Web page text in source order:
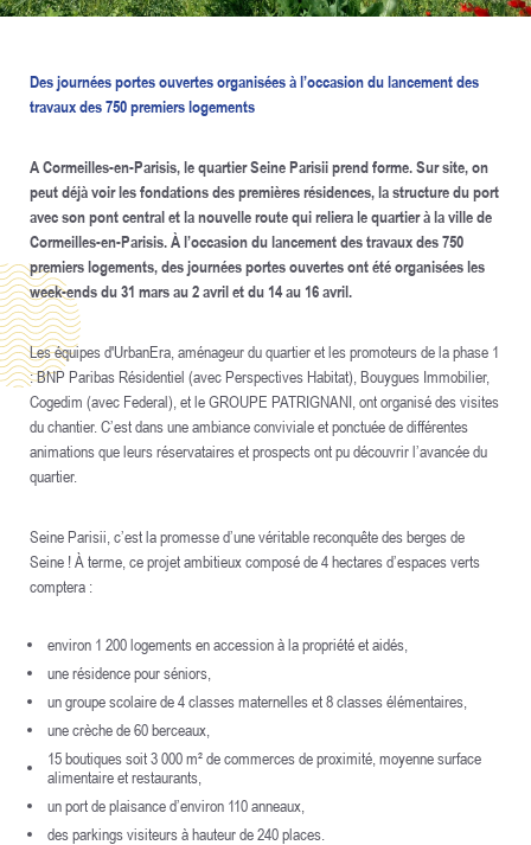
Des journées portes ouvertes organisées à l’occasion du lancement des
travaux des 750 premiers logements
A Cormeilles-en-Parisis, le quartier Seine Parisii prend forme. Sur site, on
peut déjà voir les fondations des premières résidences, la structure du port
avec son pont central et la nouvelle route qui reliera le quartier à la ville de
Cormeilles-en-Parisis. À l’occasion du lancement des travaux des 750
premiers logements, des journées portes ouvertes ont été organisées les
week-ends du 31 mars au 2 avril et du 14 au 16 avril.
Les équipes d'UrbanEra, aménageur du quartier et les promoteurs de la phase 1
: BNP Paribas Résidentiel (avec Perspectives Habitat), Bouygues Immobilier,
Cogedim (avec Federal), et le GROUPE PATRIGNANI, ont organisé des visites
du chantier. C’est dans une ambiance conviviale et ponctuée de différentes
animations que leurs réservataires et prospects ont pu découvrir l’avancée du
quartier.
Seine Parisii, c’est la promesse d’une véritable reconquête des berges de
Seine ! À terme, ce projet ambitieux composé de 4 hectares d’espaces verts
comptera :
environ 1 200 logements en accession à la propriété et aidés,
une résidence pour séniors,
un groupe scolaire de 4 classes maternelles et 8 classes élémentaires,
une crèche de 60 berceaux,
15 boutiques soit 3 000 m² de commerces de proximité, moyenne surface
alimentaire et restaurants,
un port de plaisance d’environ 110 anneaux,
des parkings visiteurs à hauteur de 240 places.